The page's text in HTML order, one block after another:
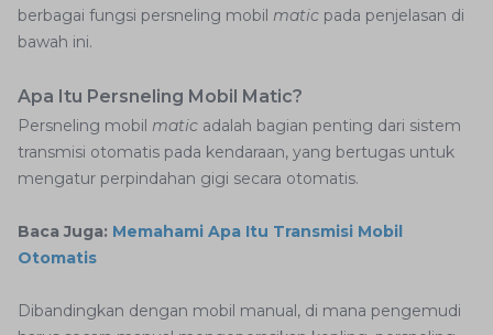
berbagai fungsi persneling mobil matic pada penjelasan di
bawah ini.
Apa Itu Persneling Mobil Matic?
Persneling mobil matic adalah bagian penting dari sistem
transmisi otomatis pada kendaraan, yang bertugas untuk
mengatur perpindahan gigi secara otomatis.
Baca Juga: Memahami Apa Itu Transmisi Mobil
Otomatis
Dibandingkan dengan mobil manual, di mana pengemudi